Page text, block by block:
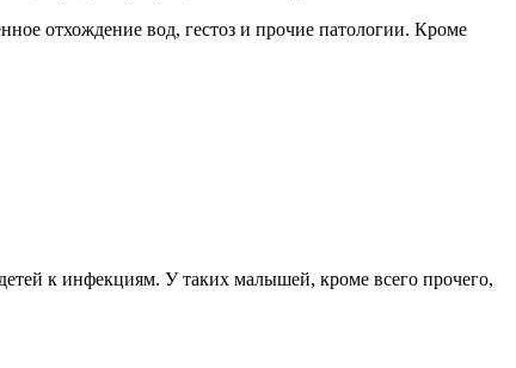
отхождение вод, гестоз и прочие патологии. Кроме
к инфекциям. У таких малышей, кроме всего прочего,